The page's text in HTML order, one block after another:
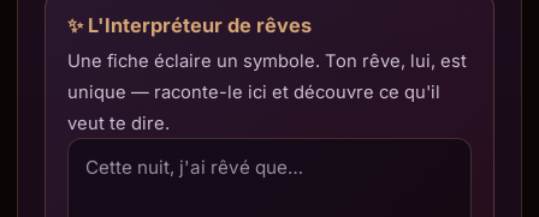
✨ L'Interpréteur de rêves
Une fiche éclaire un symbole. Ton rêve, lui, est
unique — raconte-le ici et découvre ce qu'il
veut te dire.